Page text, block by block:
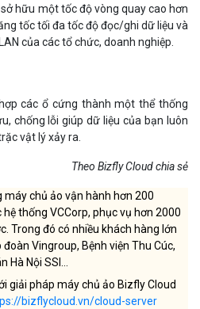
hữu một tốc độ vòng quay cao hơn
tốc tối đa tốc độ đọc/ghi dữ liệu và
của các tổ chức, doanh nghiệp.
các ổ cứng thành một thể thống
chống lỗi giúp dữ liệu của bạn luôn
vật lý xảy ra.
Theo Bizfly Cloud chia sẻ
máy chủ ảo vận hành hơn 200
thống VCCorp, phục vụ hơn 2000
Trong đó có nhiều khách hàng lớn
Vingroup, Bệnh viện Thu Cúc,
Hà Nội SSI…
giải pháp máy chủ ảo Bizfly Cloud
bizflycloud.vn/cloud-server